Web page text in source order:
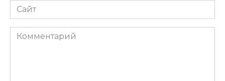
Сайт
Комментарий